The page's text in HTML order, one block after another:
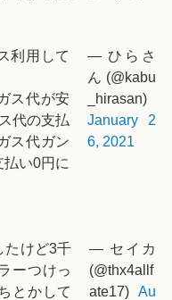
利用して
ス代が安
代の支払
ス代ガン
い0円に
— ひらさ
ん (@kabu
_hirasan)
January 2
6, 2021
たけど3千
ーつけっ
とかして
— セイカ
(@thx4allf
ate17) Au